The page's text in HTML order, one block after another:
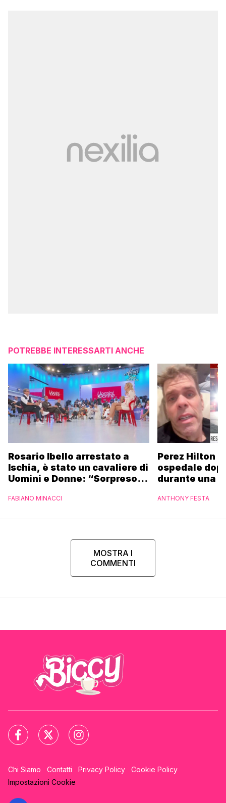
POTREBBE INTERESSARTI ANCHE
Rosario Ibello arrestato a
Ischia, è stato un cavaliere di
Uomini e Donne: “Sorpreso di
riconosciuto”
FABIANO MINACCI
Perez Hilton
ospedale
durante una
ANTHONY FESTA
MOSTRA I
COMMENTI
Chi Siamo Contatti Privacy Policy
Cookie Policy
Impostazioni Cookie